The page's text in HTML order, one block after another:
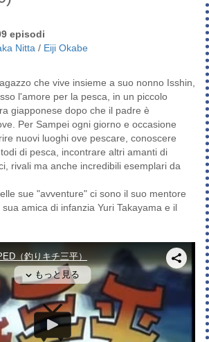
episodi
Nitta / Eiji Okabe
che vive insieme a suo nonno Isshin,
l'amore per la pesca, in un piccolo
giapponese dopo che il padre è
Per Sampei ogni giorno e occasione
nuovi luoghi ove pescare, conoscere
di pesca, incontrare altri amanti di
rivali ma anche incredibili esemplari da
sue "avventure" ci sono il suo mentore
amica di infanzia Yuri Takayama e il